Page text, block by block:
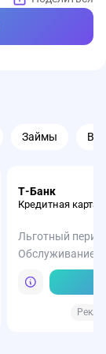
Займы
Т-Банк
Кредитная карта
Льготный
Обслуживание